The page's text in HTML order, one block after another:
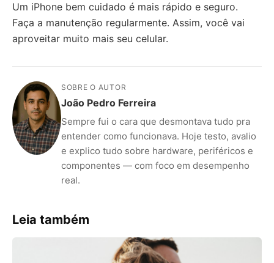
Um iPhone bem cuidado é mais rápido e seguro.
Faça a manutenção regularmente. Assim, você vai
aproveitar muito mais seu celular.
SOBRE O AUTOR
João Pedro Ferreira
Sempre fui o cara que desmontava tudo pra
entender como funcionava. Hoje testo, avalio
e explico tudo sobre hardware, periféricos e
componentes — com foco em desempenho
real.
Leia também